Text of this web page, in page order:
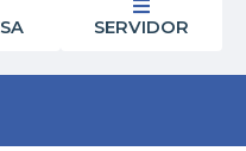
SERVIDOR